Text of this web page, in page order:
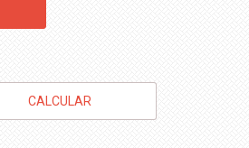
CALCULAR